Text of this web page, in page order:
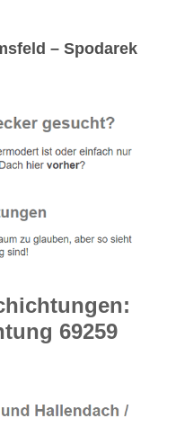
– Spodarek
69259